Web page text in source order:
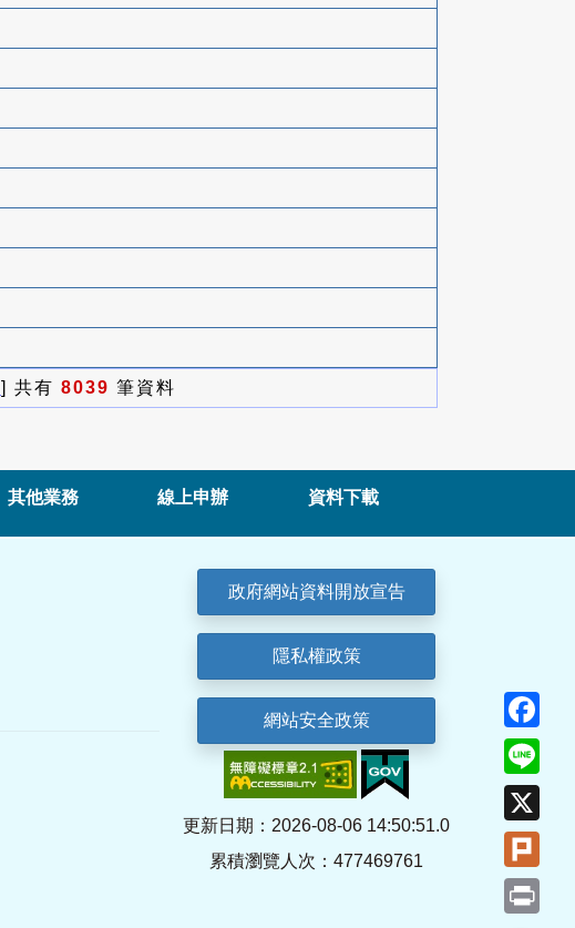
] 共有 8039 筆資料
其他業務 線上申辦 資料下載
政府網站資料開放宣告
隱私權政策
網站安全政策
更新日期：2026-08-06 14:50:51.0
累積瀏覽人次：477469761